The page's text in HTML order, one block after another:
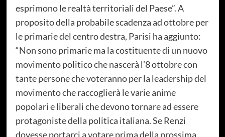
esprimono le realtà territoriali del Paese”. A
proposito della probabile scadenza ad ottobre per
le primarie del centro destra, Parisi ha aggiunto:
“Non sono primarie ma la costituente di un nuovo
movimento politico che nascerà l’8 ottobre con
tante persone che voteranno per la leadership del
movimento che raccoglierà le varie anime
popolari e liberali che devono tornare ad essere
protagoniste della politica italiana. Se Renzi
dovesse portarci a votare prima della prossima